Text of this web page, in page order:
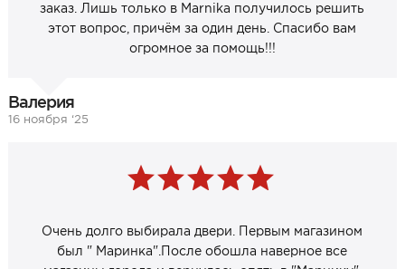
заказ. Лишь только в Marnika получилось решить
этот вопрос, причём за один день. Спасибо вам
огромное за помощь!!!
Валерия
16 ноября ‘25
Очень долго выбирала двери. Первым магазином
был " Маринка".После обошла наверное все